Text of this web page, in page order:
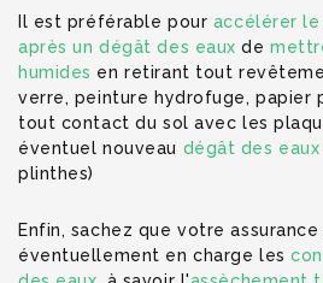
Il est préférable pour accélérer le
après un dégât des eaux de
humides en retirant tout
verre, peinture hydrofuge, papier
tout contact du sol avec les
éventuel nouveau dégât des eaux
plinthes)
Enfin, sachez que votre
éventuellement en charge les